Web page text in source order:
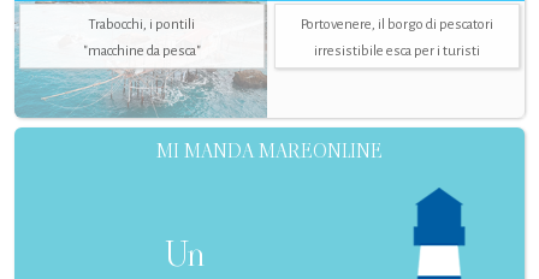
Trabocchi, i pontili
"macchine da pesca"
Portovenere, il borgo di pescatori
irresistibile esca per i turisti
MI MANDA MAREONLINE
Un